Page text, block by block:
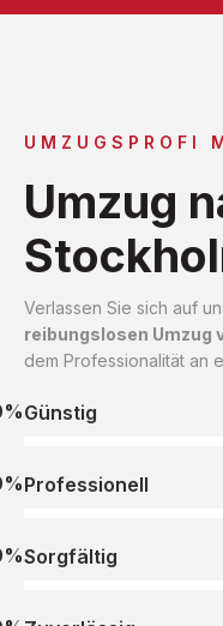
UMZUGSPROFI
Umzug
Verlassen Sie sich auf
reibungslosen Umzug
dem Professionalität an
Günstig
Professionell
Sorgfältig